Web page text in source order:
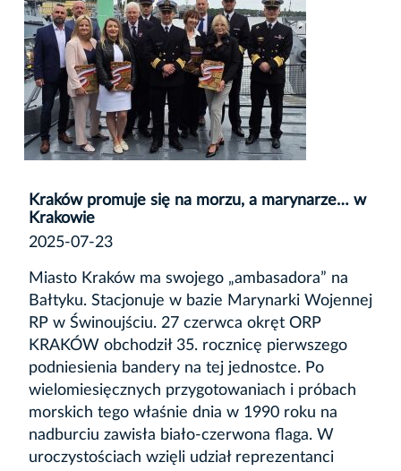
Kraków promuje się na morzu, a marynarze… w
Krakowie
2025-07-23
Miasto Kraków ma swojego „ambasadora” na
Bałtyku. Stacjonuje w bazie Marynarki Wojennej
RP w Świnoujściu. 27 czerwca okręt ORP
KRAKÓW obchodził 35. rocznicę pierwszego
podniesienia bandery na tej jednostce. Po
wielomiesięcznych przygotowaniach i próbach
morskich tego właśnie dnia w 1990 roku na
nadburciu zawisła biało-czerwona flaga. W
uroczystościach wzięli udział reprezentanci